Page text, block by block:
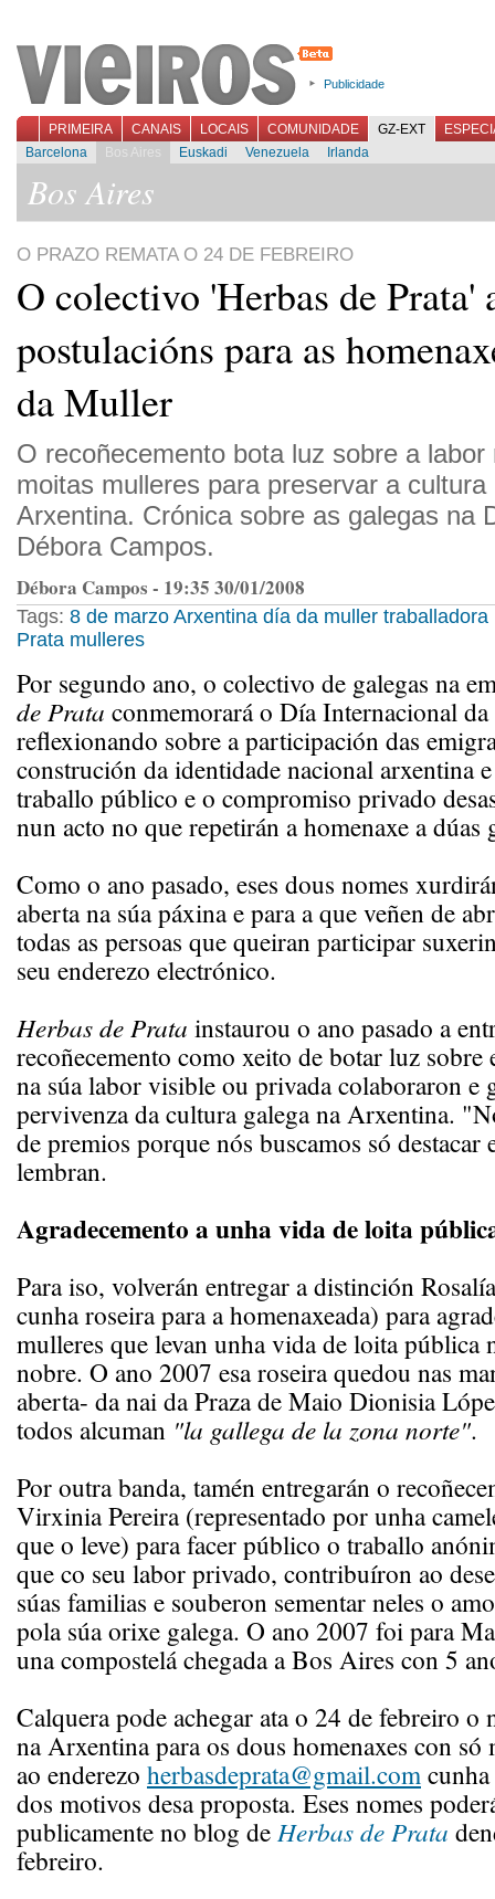
Publicidade
PRIMEIRA CANAIS LOCAIS COMUNIDADE GZ-EXT
Barcelona
Bos Aires Euskadi Venezuela Irlanda
Bos Aires
O PRAZO REMATA O 24 DE FEBREIRO
O colectivo 'Herbas de Prata'
postulacións para as
da Muller
O recoñecemento bota luz sobre a labor
moitas mulleres para preservar a cultura
Arxentina. Crónica sobre as galegas na
Débora Campos.
Débora Campos - 19:35 30/01/2008
Tags: 8 de marzo Arxentina día da muller traballadora
Prata mulleres
Por segundo ano, o colectivo de galegas na
de Prata conmemorará o Día Internacional
reflexionando sobre a participación das
construción da identidade nacional arxentina
traballo público e o compromiso privado
nun acto no que repetirán a homenaxe a dúas
Como o ano pasado, eses dous nomes
aberta na súa páxina e para a que veñen de
todas as persoas que queiran participar
seu enderezo electrónico.
Herbas de Prata instaurou o ano pasado a
recoñecemento como xeito de botar luz sobre
na súa labor visible ou privada colaboraron e
pervivenza da cultura galega na Arxentina.
de premios porque nós buscamos só destacar
lembran.
Agradecemento a unha vida de loita
Para iso, volverán entregar a distinción
cunha roseira para a homenaxeada) para
mulleres que levan unha vida de loita pública
nobre. O ano 2007 esa roseira quedou nas
aberta- da nai da Praza de Maio Dionisia
todos alcuman "la gallega de la zona norte".
Por outra banda, tamén entregarán o
Virxinia Pereira (representado por unha
que o leve) para facer público o traballo
que co seu labor privado, contribuíron ao
súas familias e souberon sementar neles o
pola súa orixe galega. O ano 2007 foi para
una compostelá chegada a Bos Aires con 5
Calquera pode achegar ata o 24 de febreiro o
na Arxentina para os dous homenaxes con
ao enderezo herbasdeprata@gmail.com
dos motivos desa proposta. Eses nomes
publicamente no blog de Herbas de Prata
febreiro.